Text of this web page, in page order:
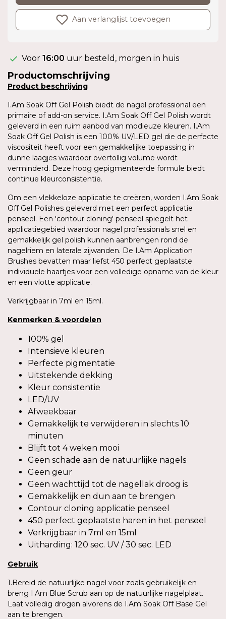
Aan verlanglijst toevoegen
Voor 16:00 uur besteld, morgen in huis
Productomschrijving
Product beschrijving
I.Am Soak Off Gel Polish biedt de nagel professional een
primaire of add-on service. I.Am Soak Off Gel Polish wordt
geleverd in een ruim aanbod van modieuze kleuren. I.Am
Soak Off Gel Polish is een 100% UV/LED gel die de perfecte
viscositeit heeft voor een gemakkelijke toepassing in
dunne laagjes waardoor overtollig volume wordt
verminderd. Deze hoog gepigmenteerde formule biedt
continue kleurconsistentie.
Om een vlekkeloze applicatie te creëren, worden I.Am Soak
Off Gel Polishes geleverd met een perfect applicatie
penseel. Een 'contour cloning' penseel spiegelt het
applicatiegebied waardoor nagel professionals snel en
gemakkelijk gel polish kunnen aanbrengen rond de
nagelriem en laterale zijwanden. De I.Am Application
Brushes bevatten maar liefst 450 perfect geplaatste
individuele haartjes voor een volledige opname van de kleur
en een vlotte applicatie.
Verkrijgbaar in 7ml en 15ml.
Kenmerken & voordelen
100% gel
Intensieve kleuren
Perfecte pigmentatie
Uitstekende dekking
Kleur consistentie
LED/UV
Afweekbaar
Gemakkelijk te verwijderen in slechts 10
minuten
Blijft tot 4 weken mooi
Geen schade aan de natuurlijke nagels
Geen geur
Geen wachttijd tot de nagellak droog is
Gemakkelijk en dun aan te brengen
Contour cloning applicatie penseel
450 perfect geplaatste haren in het penseel
Verkrijgbaar in 7ml en 15ml
Uitharding: 120 sec. UV / 30 sec. LED
Gebruik
1.Bereid de natuurlijke nagel voor zoals gebruikelijk en
breng I.Am Blue Scrub aan op de natuurlijke nagelplaat.
Laat volledig drogen alvorens de I.Am Soak Off Base Gel
aan te brengen.